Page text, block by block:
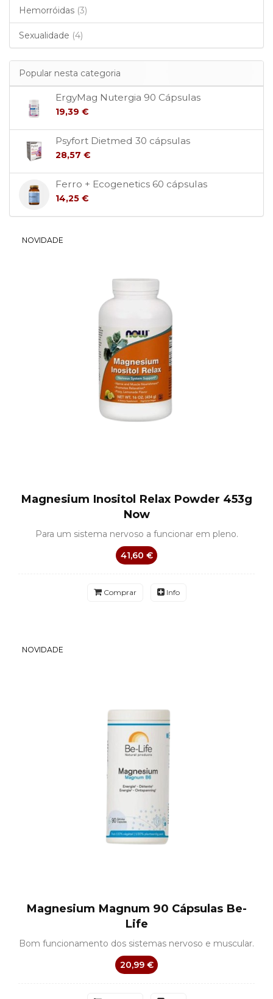
Hemorróidas (3)
Sexualidade (4)
Popular nesta categoria
ErgyMag Nutergia 90 Cápsulas
19,39 €
Psyfort Dietmed 30 cápsulas
28,57 €
Ferro + Ecogenetics 60 cápsulas
14,25 €
NOVIDADE
Magnesium Inositol Relax Powder 453g
Now
Para um sistema nervoso a funcionar em pleno.
41,60 €
Comprar Info
NOVIDADE
Magnesium Magnum 90 Cápsulas Be-
Life
Bom funcionamento dos sistemas nervoso e muscular.
20,99 €